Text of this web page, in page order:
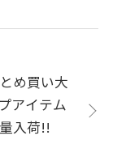
め買い大
アイテム
入荷!!